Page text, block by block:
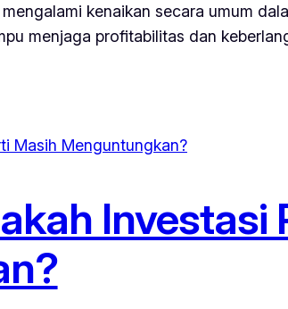
kenaikan secara umum
menjaga profitabilitas dan
Investasi